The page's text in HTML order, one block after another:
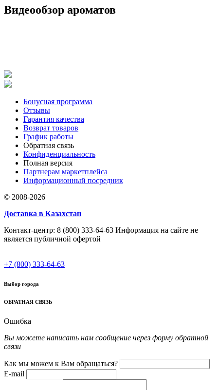
Видеообзор ароматов
Бонусная программа
Отзывы
Гарантия качества
Возврат товаров
График работы
Обратная связь
Конфиденциальность
Полная версия
Партнерам маркетплейса
Информационный посредник
© 2008-2026
Доставка в Казахстан
Контакт-центр: 8 (800) 333-64-63 Информация на сайте не
является публичной офертой
+7 (800) 333-64-63
Выбор города
ОБРАТНАЯ СВЯЗЬ
Ошибка
Вы можете написать нам сообщение через форму обратной
связи
Как мы можем к Вам обращаться?
E-mail